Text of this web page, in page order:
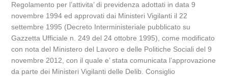
Regolamento per l’attivita’ di previdenza adottati in data 9
novembre 1994 ed approvati dai Ministeri Vigilanti il 22
settembre 1995 (Decreto Interministeriale pubblicato su
Gazzetta Ufficiale n. 249 del 24 ottobre 1995), come modificato
con nota del Ministero del Lavoro e delle Politiche Sociali del 9
novembre 2012, con il quale e’ stata comunicata l’approvazione
da parte dei Ministeri Vigilanti delle Delib. Consiglio